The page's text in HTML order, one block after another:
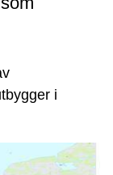
i